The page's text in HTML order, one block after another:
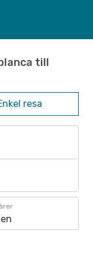
till
resa